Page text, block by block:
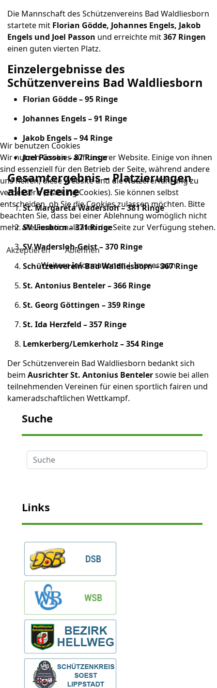
Die Mannschaft des Schützenvereins Bad Waldliesborn
startete mit Florian Gödde, Johannes Engels, Jakob
Engels und Joel Passon und erreichte mit367 Ringen
einen guten vierten Platz.
Einzelergebnisse des
Schützenvereins Bad Waldliesborn
Florian Gödde – 95 Ringe
Johannes Engels – 91 Ringe
Jakob Engels – 94 Ringe
Joel Passon – 87 Ringe
Gesamtergebnis – Platzierungen
aller Vereine
St. Margareta Wadersloh – 381 Ringe
SV Liesborn – 371 Ringe
SV Wadersloh‑Geist – 370 Ringe
Schützenverein Bad Waldliesborn – 367 Ringe
St. Antonius Benteler – 366 Ringe
St. Georg Göttingen – 359 Ringe
St. Ida Herzfeld – 357 Ringe
Lemkerberg/Lemkerholz – 354 Ringe
Der Schützenverein Bad Waldliesborn bedankt sich
beim Ausrichter St. Antonius Bentelersowie bei allen
teilnehmenden Vereinen für einen sportlich fairen und
kameradschaftlichen Wettkampf.
Suche
Suche
Links
Wir benutzen Cookies
Wir nutzen Cookies auf unserer Website. Einige von ihnen
sind essenziell für den Betrieb der Seite, während andere
uns helfen, diese Website und die Nutzererfahrung zu
verbessern (Tracking Cookies). Sie können selbst
entscheiden, ob Sie die Cookies zulassen möchten. Bitte
beachten Sie, dass bei einer Ablehnung womöglich nicht
mehr alle Funktionalitäten der Seite zur Verfügung stehen.
Akzeptieren
Ablehnen
Weitere Informationen|Impressum